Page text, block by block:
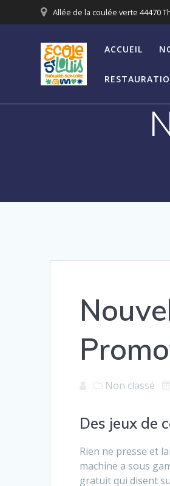
au
Allée de la coulée verte 44470
ACCUEIL
Non classé
Des jeux de
Rien ne presse et
machine a sous
gratuit qui disent